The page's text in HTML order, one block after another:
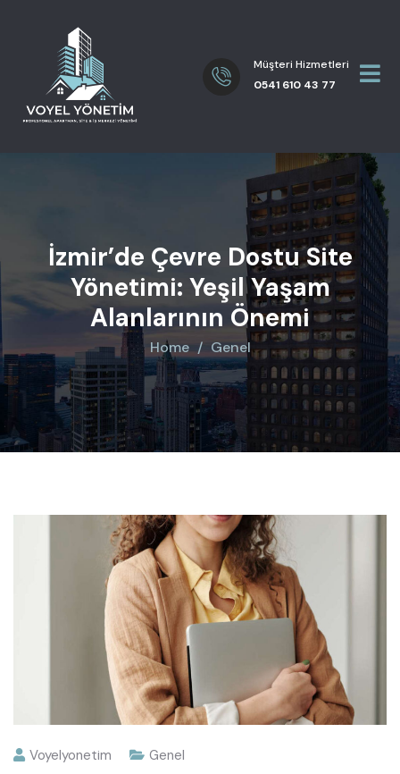
Müşteri Hizmetleri
0541 610 43 77
İzmir’de Çevre Dostu Site
Yönetimi: Yeşil Yaşam
Alanlarının Önemi
Home Genel
Voyelyonetim Genel